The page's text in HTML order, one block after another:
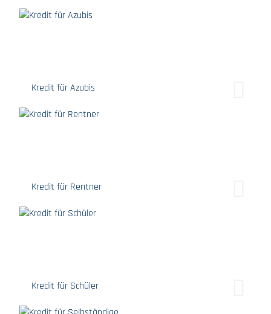
Kredit für Azubis
Kredit für Rentner
Kredit für Schüler